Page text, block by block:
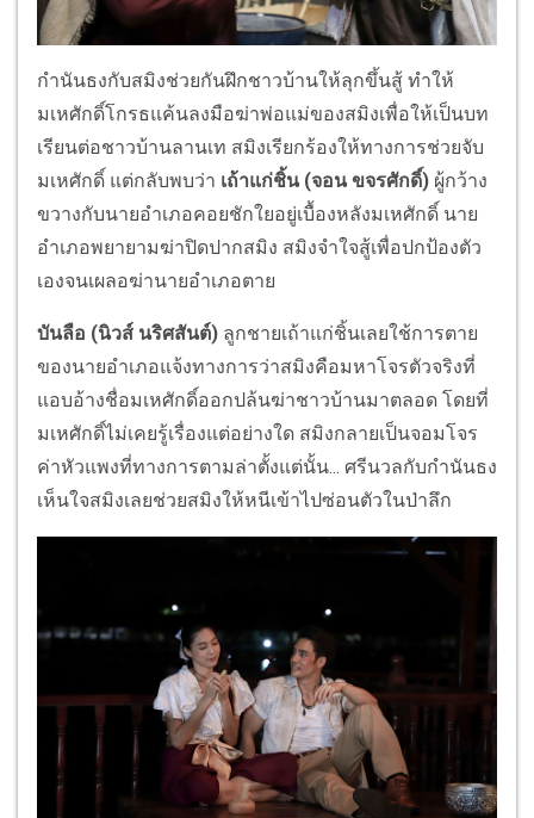
กำนันธงกับสมิงช่วยกันฝึกชาวบ้านให้ลุกขึ้นสู้ ทำให้
มเหศักดิ์โกรธแค้นลงมือฆ่าพ่อแม่ของสมิงเพื่อให้เป็นบท
เรียนต่อชาวบ้านลานเท สมิงเรียกร้องให้ทางการช่วยจับ
มเหศักดิ์ แต่กลับพบว่า เถ้าแก่ชิ้น (จอน ขจรศักดิ์) ผู้กว้าง
ขวางกับนายอำเภอคอยชักใยอยู่เบื้องหลังมเหศักดิ์ นาย
อำเภอพยายามฆ่าปิดปากสมิง สมิงจำใจสู้เพื่อปกป้องตัว
เองจนเผลอฆ่านายอำเภอตาย
บันลือ (นิวส์ นริศสันต์) ลูกชายเถ้าแก่ชิ้นเลยใช้การตาย
ของนายอำเภอแจ้งทางการว่าสมิงคือมหาโจรตัวจริงที่
แอบอ้างชื่อมเหศักดิ์ออกปล้นฆ่าชาวบ้านมาตลอด โดยที่
มเหศักดิ์ไม่เคยรู้เรื่องแต่อย่างใด สมิงกลายเป็นจอมโจร
ค่าหัวแพงที่ทางการตามล่าตั้งแต่นั้น... ศรีนวลกับกำนันธง
เห็นใจสมิงเลยช่วยสมิงให้หนีเข้าไปซ่อนตัวในป่าลึก